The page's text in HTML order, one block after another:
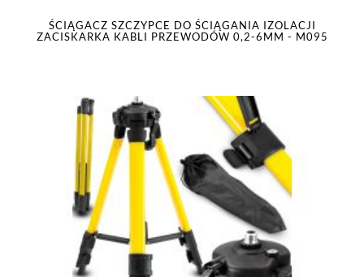
ŚCIĄGACZ SZCZYPCE DO ŚCIĄGANIA IZOLACJI
ZACISKARKA KABLI PRZEWODÓW 0,2-6MM - M095